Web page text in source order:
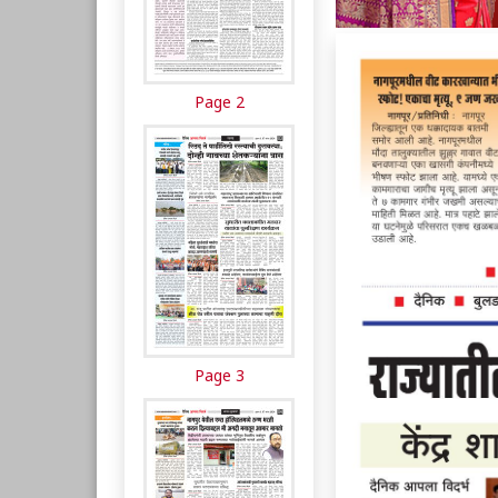
Page 2
Page 3